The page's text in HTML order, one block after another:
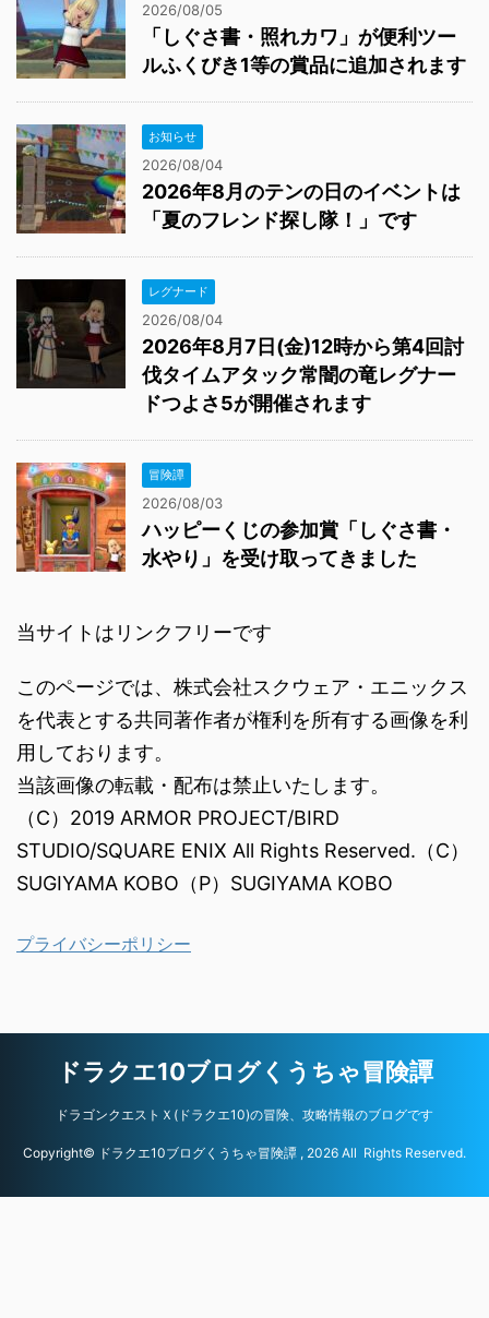
2026/08/05
「しぐさ書・照れカワ」が便利ツー
ルふくびき1等の賞品に追加されます
お知らせ
2026/08/04
2026年8月のテンの日のイベントは
「夏のフレンド探し隊！」です
レグナード
2026/08/04
2026年8月7日(金)12時から第4回討
伐タイムアタック常闇の竜レグナー
ドつよさ5が開催されます
冒険譚
2026/08/03
ハッピーくじの参加賞「しぐさ書・
水やり」を受け取ってきました
当サイトはリンクフリーです
このページでは、株式会社スクウェア・エニックス
を代表とする共同著作者が権利を所有する画像を利
用しております。
当該画像の転載・配布は禁止いたします。
（C）2019 ARMOR PROJECT/BIRD
STUDIO/SQUARE ENIX All Rights Reserved.（C）
SUGIYAMA KOBO（P）SUGIYAMA KOBO
プライバシーポリシー
ドラクエ10ブログくうちゃ冒険譚
ドラゴンクエストＸ(ドラクエ10)の冒険、攻略情報のブログです
Copyright© ドラクエ10ブログくうちゃ冒険譚 , 2026 All Rights Reserved.